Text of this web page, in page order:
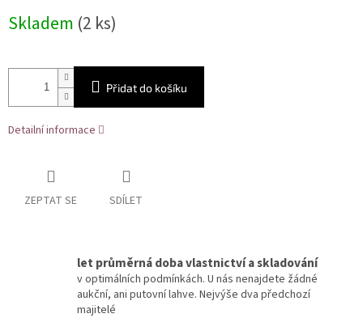
cena:
Skladem (2 ks)
Přidat do košíku
Detailní informace
ZEPTAT SE SDÍLET
let průměrná doba vlastnictví a skladování
v optimálních podmínkách. U nás nenajdete žádné
aukční, ani putovní lahve. Nejvýše dva předchozí
majitelé